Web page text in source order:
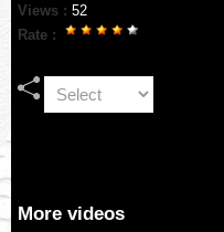
Views : 52
Rate :
More videos